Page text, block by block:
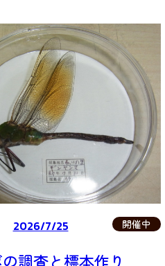
開催中
2026/7/25